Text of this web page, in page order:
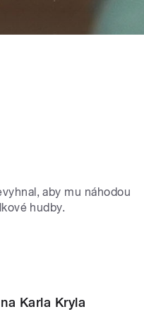
aby mu náhodou
hudby.
Karla Kryla